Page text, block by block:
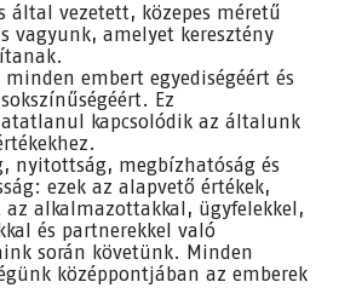
által vezetett, közepes méretű
vagyunk, amelyet keresztény
embert egyediségéért és
Ez
kapcsolódik az általunk
nyitottság, megbízhatóság és
ezek az alapvető értékek,
az alkalmazottakkal, ügyfelekkel,
és partnerekkel való
során követünk. Minden
középpontjában az emberek